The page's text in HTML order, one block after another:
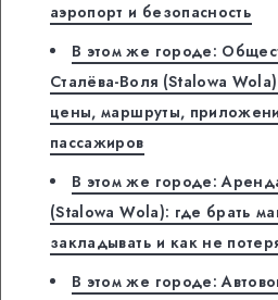
аэропорт и безопасность
В этом же городе:
Сталёва-Воля (Stalowa
цены, маршруты,
пассажиров
В этом же городе:
(Stalowa Wola): где брать
закладывать и как не
В этом же городе: